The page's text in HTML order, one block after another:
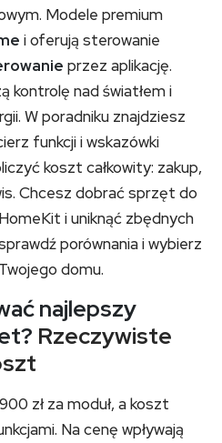
Modele premium
i oferują sterowanie
przez aplikację.
kontrolę nad światłem i
W poradniku znajdziesz
funkcji i wskazówki
koszt całkowity: zakup,
Chcesz dobrać sprzęt do
i uniknąć zbędnych
porównania i wybierz
domu.
najlepszy
Rzeczywiste
zł za moduł, a koszt
Na cenę wpływają